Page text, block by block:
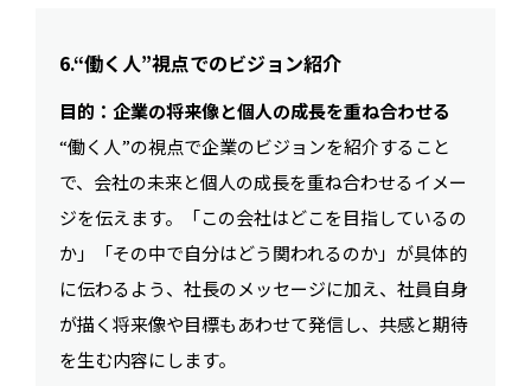
6.“働く人”視点でのビジョン紹介
目的：企業の将来像と個人の成長を重ね合わせる
“働く人”の視点で企業のビジョンを紹介すること
で、会社の未来と個人の成長を重ね合わせるイメー
ジを伝えます。「この会社はどこを目指しているの
か」「その中で自分はどう関われるのか」が具体的
に伝わるよう、社長のメッセージに加え、社員自身
が描く将来像や目標もあわせて発信し、共感と期待
を生む内容にします。